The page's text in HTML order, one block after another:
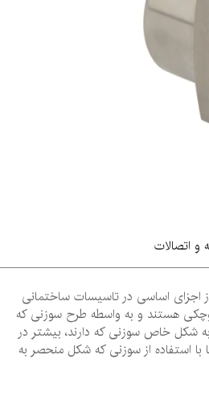
و اتصالات
اجزای اساسی در تاسیسات ساختمانی
هستند و به واسطه طرح سوزنی که
شکل خاص سوزنی که دارند، بیشتر در
استفاده از سوزنی که شکل منحصر به